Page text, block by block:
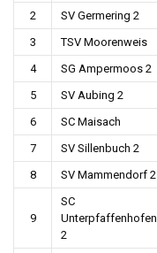
2 SV Germering 2
3
TSV Moorenweis
4
SG Ampermoos 2
5
SV Aubing 2
6
SC Maisach
7
SV Sillenbuch 2
8
SV Mammendorf 2
9
SC
Unterpfaffenhofen
2